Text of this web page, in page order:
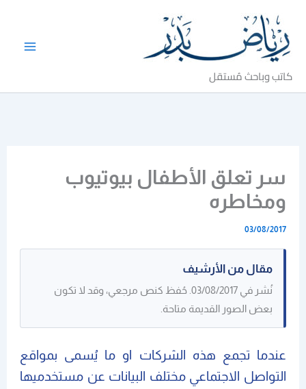
المحتوى
كاتب وباحث مُستقل
سر تعلق الأطفال بيوتيوب
ومخاطره
03/08/2017
مقال من الأرشيف
نُشر في 03/08/2017. حُفظ كنص مرجعي، وقد لا تكون
بعض الصور القديمة متاحة.
عندما تجمع هذه الشركات او ما يُسمى بمواقع
التواصل الاجتماعي مختلف البيانات عن مستخدميها